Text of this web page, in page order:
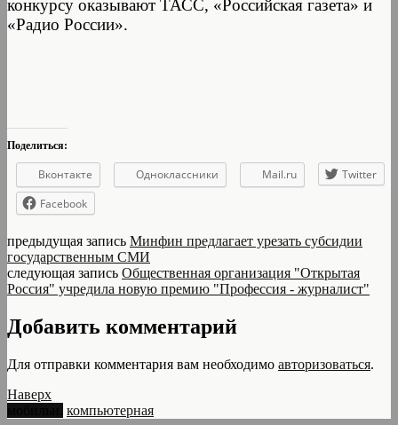
конкурсу оказывают ТАСС, «Российская газета» и
«Радио России».
Поделиться:
Вконтакте Одноклассники Mail.ru
Twitter
Facebook
предыдущая запись Минфин предлагает урезать субсидии
государственным СМИ
следующая запись Общественная организация "Открытая
Россия" учредила новую премию "Профессия - журналист"
Добавить комментарий
Для отправки комментария вам необходимо авторизоваться.
Наверх
компьютерная